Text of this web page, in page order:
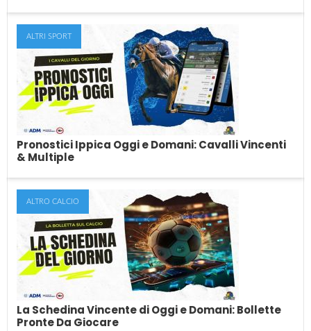
Bonus Senza Deposito Per Scommesse,
Casino & Poker (Agosto 2026)
Le migliori offerte di bonus senza deposito per le scommesse, il
casino, le slot ed...
ALTRI SPORT
Pronostici Ippica Oggi e Domani: Cavalli Vincenti
& Multiple
Pronostici Ippica Oggi e Domani: Cavalli
Vincenti & Multiple
Ogni giorno, in questo articolo, troverai i nostri pronostici sulle
corse dei cavalli nazionali ed...
ALTRO CALCIO
La Schedina Vincente di Oggi e Domani: Bollette
Pronte Da Giocare